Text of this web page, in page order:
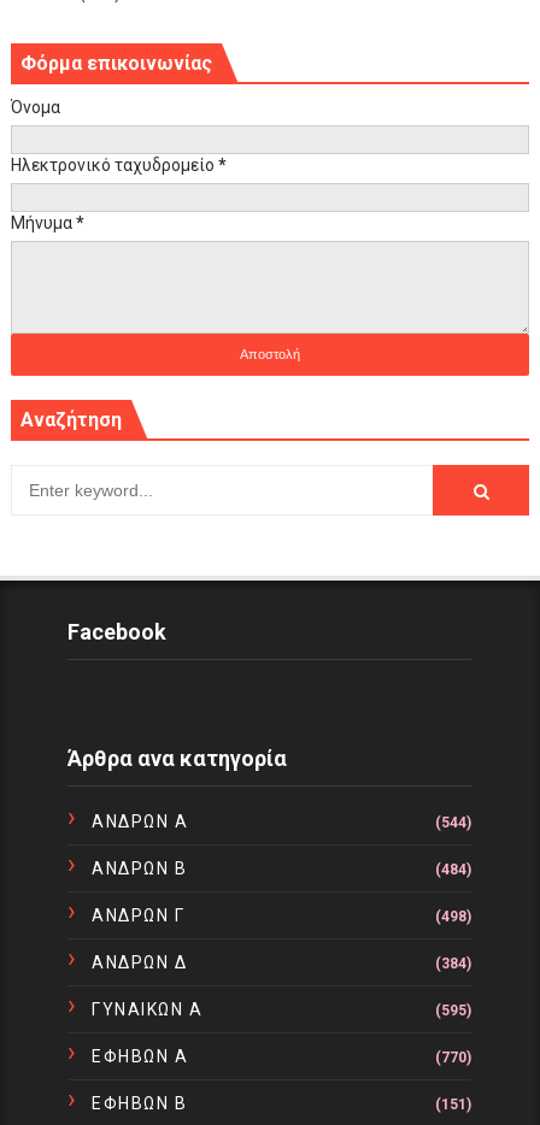
Φόρμα επικοινωνίας
Όνομα
Ηλεκτρονικό ταχυδρομείο *
Μήνυμα*
Αναζήτηση
Facebook
Άρθρα ανα κατηγορία
ΑΝΔΡΩΝ Α (544)
ΑΝΔΡΩΝ Β (484)
ΑΝΔΡΩΝ Γ (498)
ΑΝΔΡΩΝ Δ (384)
ΓΥΝΑΙΚΩΝ Α (595)
ΕΦΗΒΩΝ Α (770)
ΕΦΗΒΩΝ Β (151)